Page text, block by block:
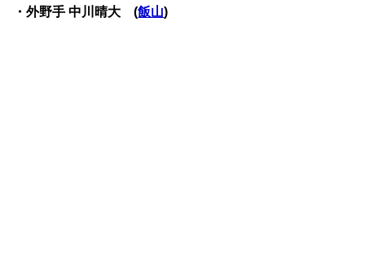
・外野手 中川晴大 (飯山)